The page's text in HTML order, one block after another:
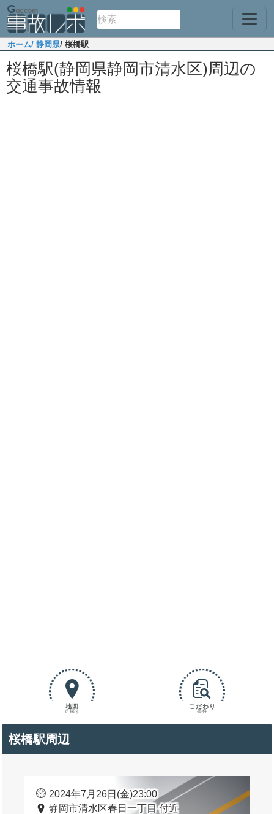
ホーム/ 静岡県/ 桜橋駅
桜橋駅(静岡県静岡市清水区)周辺の
交通事故情報
地図
で探す
こだわり
条件
桜橋駅周辺
2024年7月26日(金)23:00
静岡市清水区春日一丁目 付近